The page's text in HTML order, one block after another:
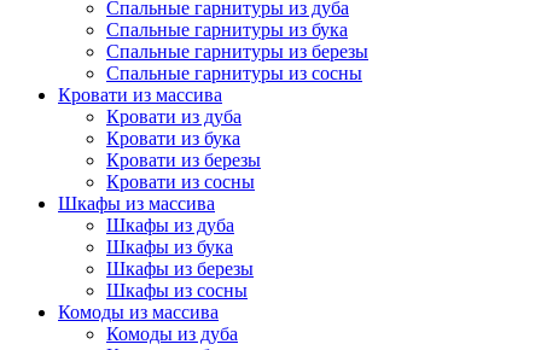
Спальные гарнитуры из дуба
Спальные гарнитуры из бука
Спальные гарнитуры из березы
Спальные гарнитуры из сосны
Кровати из массива
Кровати из дуба
Кровати из бука
Кровати из березы
Кровати из сосны
Шкафы из массива
Шкафы из дуба
Шкафы из бука
Шкафы из березы
Шкафы из сосны
Комоды из массива
Комоды из дуба